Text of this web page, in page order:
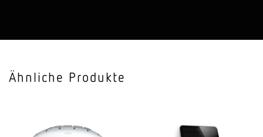
Mit Leuchtmittel
Ähnliche Produkte